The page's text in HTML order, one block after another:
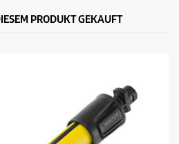
PRODUKT GEKAUFT